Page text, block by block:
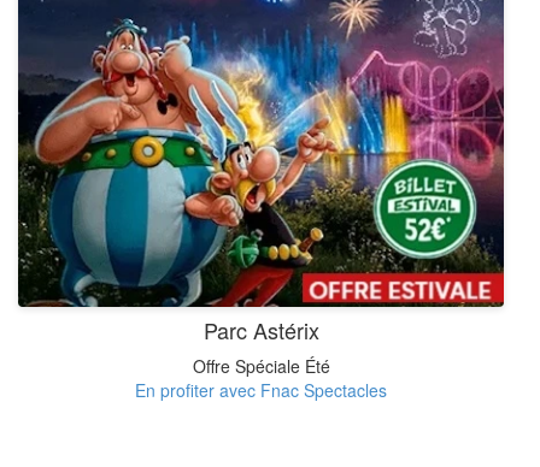
Parc Astérix
Offre Spéciale Été
En profiter avec Fnac Spectacles